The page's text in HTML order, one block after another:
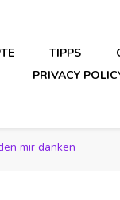
TIPPS
PRIVACY
mir danken